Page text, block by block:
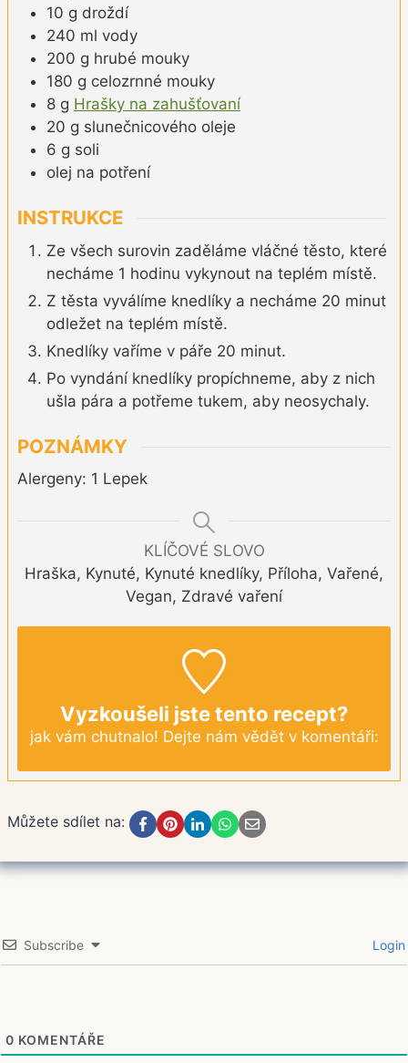
10 g droždí
240 ml vody
200 g hrubé mouky
180 g celozrnné mouky
8 g Hrašky na zahušťovaní
20 g slunečnicového oleje
6 g soli
olej na potření
INSTRUKCE
Ze všech surovin zaděláme vláčné těsto, které
necháme 1 hodinu vykynout na teplém místě.
Z těsta vyválíme knedlíky a necháme 20 minut
odležet na teplém místě.
Knedlíky vaříme v páře 20 minut.
Po vyndání knedlíky propíchneme, aby z nich
ušla pára a potřeme tukem, aby neosychaly.
POZNÁMKY
Alergeny: 1 Lepek
KLÍČOVÉ SLOVO
Hraška, Kynuté, Kynuté knedlíky, Příloha, Vařené,
Vegan, Zdravé vaření
Vyzkoušeli jste tento recept?
jak vám chutnalo! Dejte nám vědět v komentáři:
Můžete sdílet na:
Subscribe Login
0 KOMENTÁŘE